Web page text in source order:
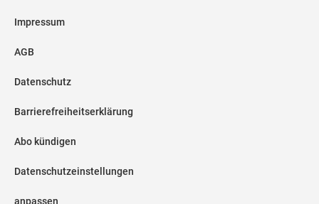
Impressum
AGB
Datenschutz
Barrierefreiheitserklärung
Abo kündigen
Datenschutzeinstellungen
anpassen